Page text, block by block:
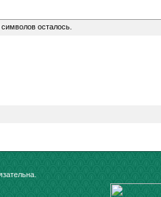
символов осталось.